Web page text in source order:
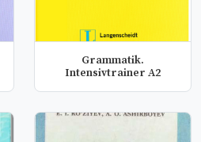
Grammatik.
Intensivtrainer A2